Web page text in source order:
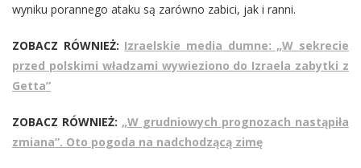
wyniku porannego ataku są zarówno zabici, jak i ranni.
ZOBACZ RÓWNIEŻ: Izraelskie media dumne: „W sekrecie
przed polskimi władzami wywieziono do Izraela zabytki z
Getta”
ZOBACZ RÓWNIEŻ: „W grudniowych prognozach nastąpiła
zmiana”. Oto pogoda na nadchodzącą zimę